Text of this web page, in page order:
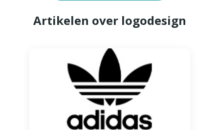
Artikelen over logodesign